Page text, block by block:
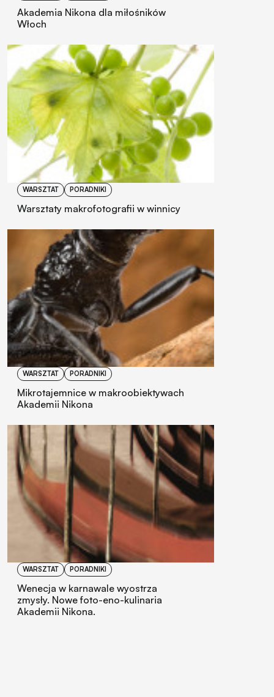
Akademia Nikona dla miłośników
Włoch
WARSZTAT PORADNIKI
Warsztaty makrofotografii w winnicy
WARSZTAT PORADNIKI
Mikrotajemnice w makroobiektywach
Akademii Nikona
WARSZTAT PORADNIKI
Wenecja w karnawale wyostrza
zmysły. Nowe foto-eno-kulinaria
Akademii Nikona.